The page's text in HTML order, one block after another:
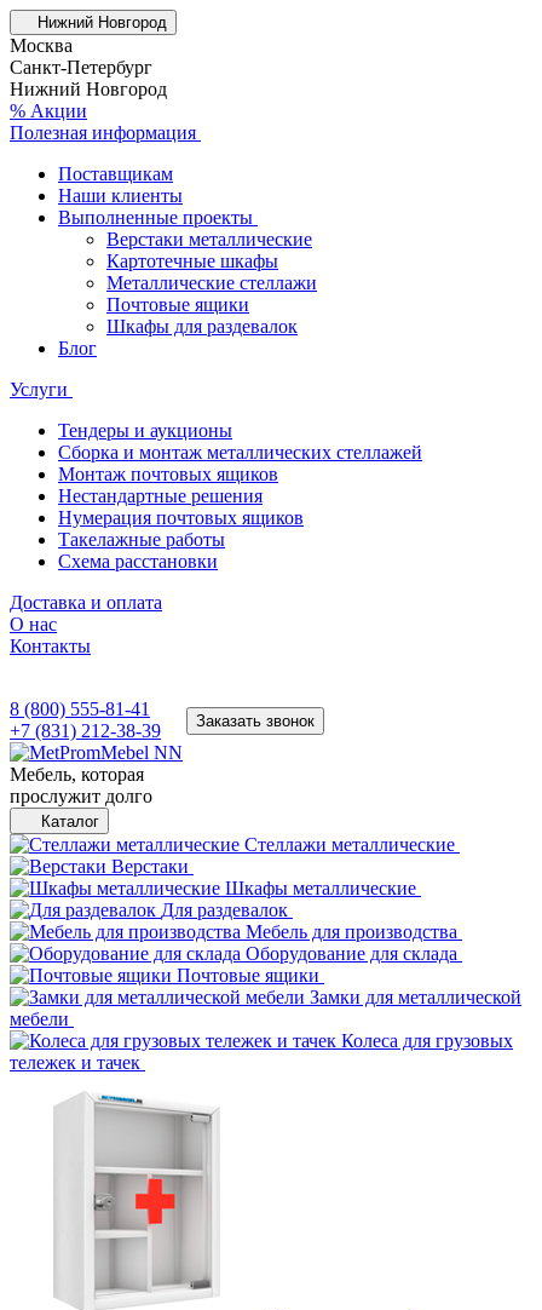
Нижний Новгород
Москва
Санкт-Петербург
Нижний Новгород
% Акции
Полезная информация
Поставщикам
Наши клиенты
Выполненные проекты
Верстаки металлические
Картотечные шкафы
Металлические стеллажи
Почтовые ящики
Шкафы для раздевалок
Блог
Услуги
Тендеры и аукционы
Сборка и монтаж металлических стеллажей
Монтаж почтовых ящиков
Нестандартные решения
Нумерация почтовых ящиков
Такелажные работы
Схема расстановки
Доставка и оплата
О нас
Контакты
8 (800) 555-81-41
+7 (831) 212-38-39
Заказать звонок
Мебель, которая
прослужит долго
Каталог
Стеллажи металлические
Верстаки
Шкафы металлические
Для раздевалок
Мебель для производства
Оборудование для склада
Почтовые ящики
Замки для металлической
мебели
Колеса для грузовых
тележек и тачек